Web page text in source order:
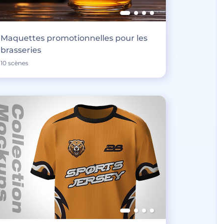
Maquettes promotionnelles pour les
brasseries
10 scènes